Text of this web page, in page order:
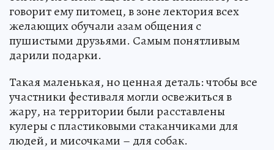
говорит ему питомец, в зоне лектория всех
желающих обучали азам общения с
пушистыми друзьями. Самым понятливым
дарили подарки.
Такая маленькая, но ценная деталь: чтобы все
участники фестиваля могли освежиться в
жару, на территории были расставлены
кулеры с пластиковыми стаканчиками для
людей, и мисочками – для собак.